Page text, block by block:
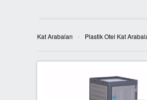
2Lİ GERİ DÖNÜŞÜM
SIFIR ATIK KUTULARI
Kat Arabaları › Plastik Otel Kat